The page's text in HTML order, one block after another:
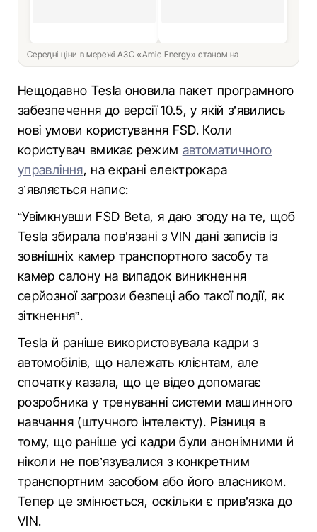
Середні ціни в мережі АЗС «Amic Energy» станом на
Нещодавно Tesla оновила пакет програмного
забезпечення до версії 10.5, у якій з’явились
нові умови користування FSD. Коли
користувач вмикає режим автоматичного
управління, на екрані електрокара
з’являється напис:
“Увімкнувши FSD Beta, я даю згоду на те, щоб
Tesla збирала пов’язані з VIN дані записів із
зовнішніх камер транспортного засобу та
камер салону на випадок виникнення
серйозної загрози безпеці або такої події, як
зіткнення”.
Tesla й раніше використовувала кадри з
автомобілів, що належать клієнтам, але
спочатку казала, що це відео допомагає
розробника у тренуванні системи машинного
навчання (штучного інтелекту). Різниця в
тому, що раніше усі кадри були анонімними й
ніколи не пов’язувалися з конкретним
транспортним засобом або його власником.
Тепер це змінюється, оскільки є прив’язка до
VIN.